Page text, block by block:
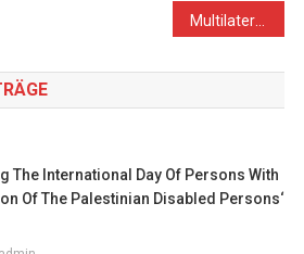
Multilateralismus stärken: Deutschland an die BRICS-Staaten annähern
The International Day Of Persons With
Of The Palestinian Disabled Persons‘